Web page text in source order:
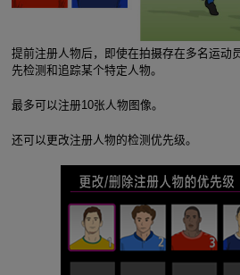
提前注册人物后，即使在拍摄存在多名运动
先检测和追踪某个特定人物。
最多可以注册10张人物图像。
还可以更改注册人物的检测优先级。